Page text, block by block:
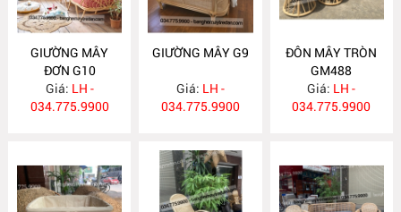
GIƯỜNG MÂY
ĐƠN G10
Giá: LH -
034.775.9900
GIƯỜNG MÂY G9
Giá: LH -
034.775.9900
ĐÔN MÂY TRÒN
GM488
Giá: LH -
034.775.9900